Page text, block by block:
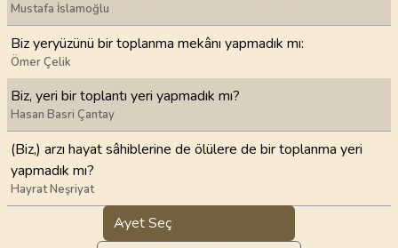
Mustafa İslamoğlu
Biz yeryüzünü bir toplanma mekânı yapmadık mı:
Ömer Çelik
Biz, yeri bir toplantı yeri yapmadık mı?
Hasan Basri Çantay
(Biz,) arzı hayat sâhiblerine de ölülere de bir toplanma yeri
yapmadık mı?
Hayrat Neşriyat
Ayet Seç